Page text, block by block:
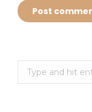
Post
Search: